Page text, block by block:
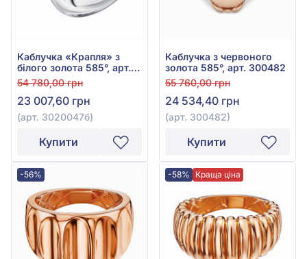
Каблучка «Крапля» з
білого золота 585°, арт.
3020047б
54 780,00 грн
23 007,60 грн
(арт. 3020047б)
Купити
Каблучка з червоного
золота 585°, арт. 300482
55 760,00 грн
24 534,40 грн
(арт. 300482)
Купити
-56% -58% Краща ціна